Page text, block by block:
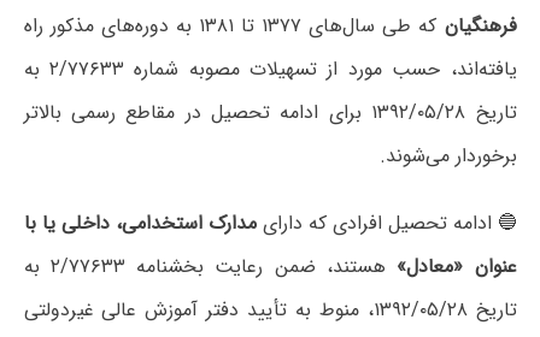
فرهنگیان
که طی سال‌های ۱۳۷۷ تا ۱۳۸۱ به دوره‌های مذکور راه
یافته‌اند، حسب مورد از تسهیلات مصوبه شماره ۲/۷۷۶۳۳ به
تاریخ ۱۳۹۲/۰۵/۲۸ برای ادامه تحصیل در مقاطع رسمی بالاتر
برخوردار می‌شوند.
🔵 ادامه تحصیل افرادی که دارای مدارک استخدامی، داخلی یا با
عنوان «معادل»
هستند، ضمن رعایت بخشنامه ۲/۷۷۶۳۳ به
تاریخ ۱۳۹۲/۰۵/۲۸، منوط به تأیید دفتر آموزش عالی غیردولتی